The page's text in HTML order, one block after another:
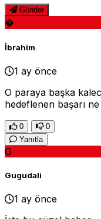
Gönder
�
İbrahim
1 ay önce
O paraya başka
hedeflenen başarı ne
0
0
Yanıtla
G
Gugudali
1 ay önce